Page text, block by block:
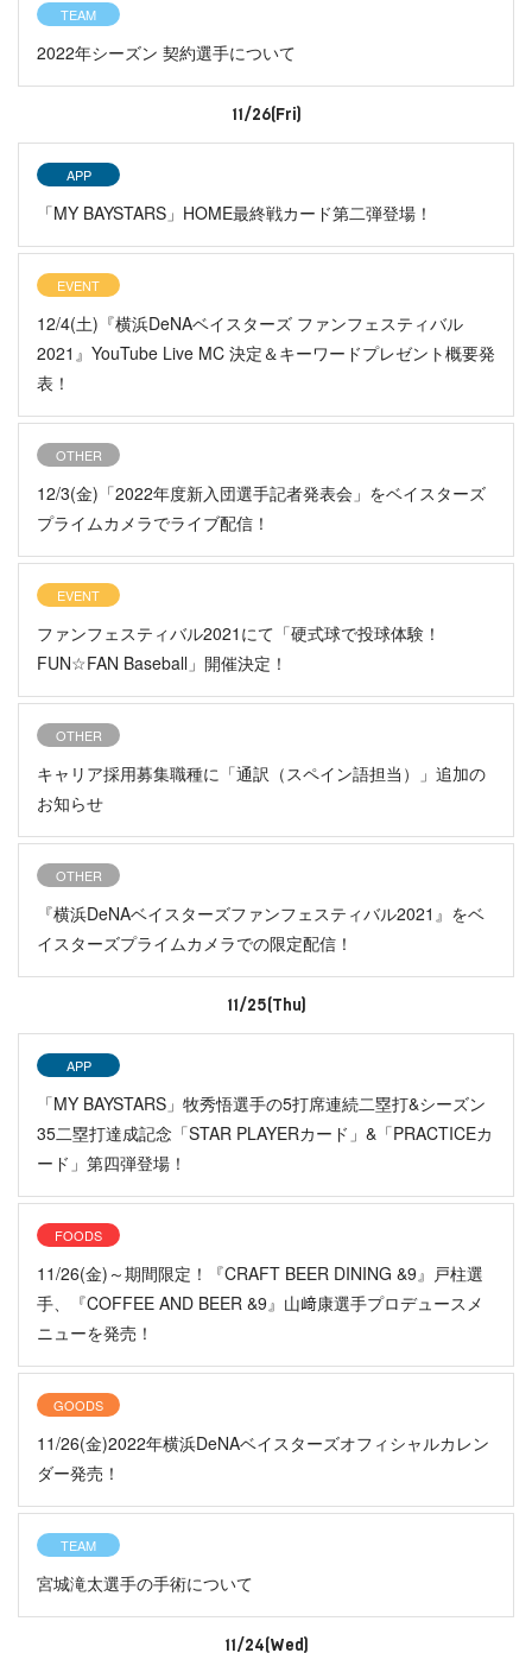
TEAM
2022年シーズン 契約選手について
11/26(Fri)
APP
「MY BAYSTARS」HOME最終戦カード第二弾登場！
EVENT
12/4(土)『横浜DeNAベイスターズ ファンフェスティバル
2021』YouTube Live MC 決定＆キーワードプレゼント概要発
表！
OTHER
12/3(金)「2022年度新入団選手記者発表会」をベイスターズ
プライムカメラでライブ配信！
EVENT
ファンフェスティバル2021にて「硬式球で投球体験！
FUN☆FAN Baseball」開催決定！
OTHER
キャリア採用募集職種に「通訳（スペイン語担当）」追加の
お知らせ
OTHER
『横浜DeNAベイスターズファンフェスティバル2021』をベ
イスターズプライムカメラでの限定配信！
11/25(Thu)
APP
「MY BAYSTARS」牧秀悟選手の5打席連続二塁打&シーズン
35二塁打達成記念「STAR PLAYERカード」&「PRACTICEカ
ード」第四弾登場！
FOODS
11/26(金)～期間限定！『CRAFT BEER DINING &9』戸柱選
手、『COFFEE AND BEER &9』山﨑康選手プロデュースメ
ニューを発売！
GOODS
11/26(金)2022年横浜DeNAベイスターズオフィシャルカレン
ダー発売！
TEAM
宮城滝太選手の手術について
11/24(Wed)